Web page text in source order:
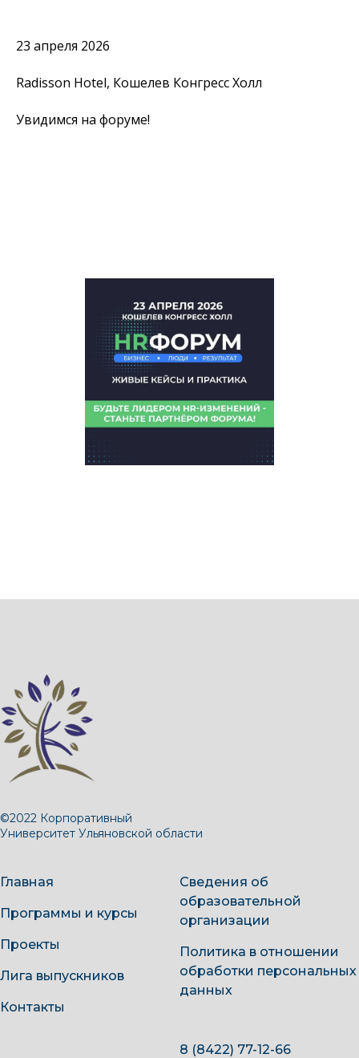
23 апреля 2026
Radisson Hotel, Кошелев Конгресс Холл
Увидимся на форуме!
©2022 Корпоративный
Университет Ульяновской области
Главная
Программы и курсы
Проекты
Лига выпускников
Контакты
Сведения об
образовательной
организации
Политика в отношении
обработки персональных
данных
8 (8422) 77-12-66